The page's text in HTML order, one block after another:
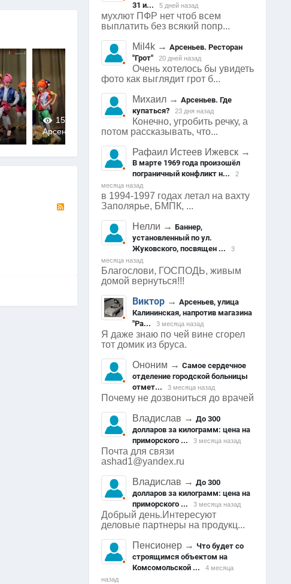
1524
0
Арсеньев
1514
0
0
Арсеньев
31 и...
5 дней назад
мухлют ПФР нет чтоб всем
выплатить без всякий попр...
Mil4k →Арсеньев. Ресторан
"Грот"
20 дней назад
Очень хотелось бы увидеть
фото как выглядит грот б...
Михаил →Арсеньев. Где
купаться?
23 дня назад
Конечно, угробить речку, а
потом рассказывать, что...
Рафаил Истеев Ижевск →
В марте 1969 года произошёл
пограничный конфликт н...
2
месяца назад
в 1994-1997 годах летал на вахту
Заполярье, БМПК, ...
Нелли →Баннер,
установленный по ул.
Жуковского, посвящен ...
3
месяца назад
Благослови, ГОСПОДЬ, живым
домой вернуться!!!
Виктор →Арсеньев, улица
Калининская, напротив магазина
"Ра...
3 месяца назад
Я даже знаю по чей вине сгорел
тот домик из бруса.
Ононим →Самое сердечное
отделение городской больницы
отмет...
3 месяца назад
Почему не дозвониться до врачей
Владислав →До 300
долларов за килограмм: цена на
приморского ...
3 месяца назад
Почта для связи
ashad1@yandex.ru
Владислав →До 300
долларов за килограмм: цена на
приморского ...
3 месяца назад
Добрый день.Интересуют
деловые партнеры на продукц...
Пенсионер →Что будет со
строящимся объектом на
Комсомольской ...
4 месяца
назад